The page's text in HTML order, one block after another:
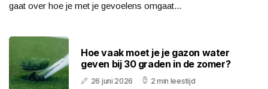
gaat over hoe je met je gevoelens omgaat...
Hoe vaak moet je je gazon water
geven bij 30 graden in de zomer?
26 juni 2026 2 min leestijd